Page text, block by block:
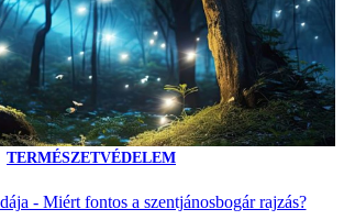
TERMÉSZETVÉDELEM
- Miért fontos a szentjánosbogár rajzás?